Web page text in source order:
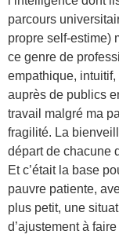
parcours
propre self-estime)
ce genre de
empathique,
auprès de publics
travail malgré ma
fragilité. La
départ de chacune
Et c’était la base
pauvre patiente,
plus petit, une
d’ajustement à